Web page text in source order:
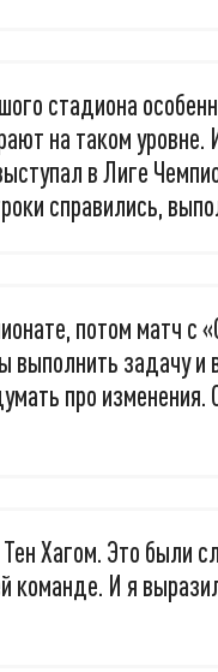
стадиона
на таком уровне.
в Лиге
справились,
потом матч с
задачу и
про изменения.
Хагом. Это были
команде. И я